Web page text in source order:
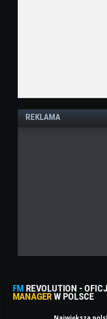
REKLAMA
FM REVOLUTION -
MANAGERW POLSCE